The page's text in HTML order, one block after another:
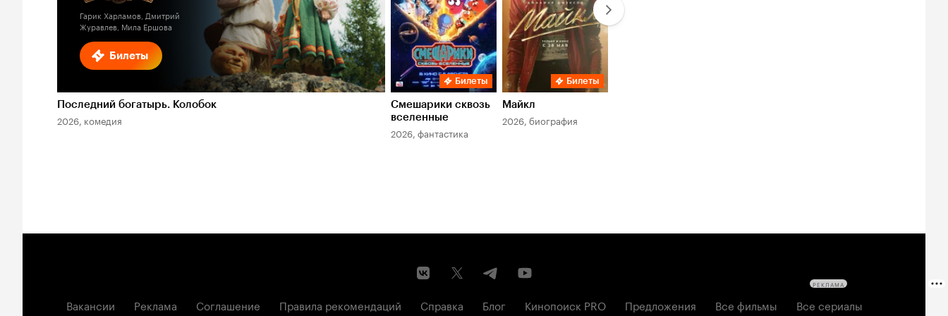
Билеты
Гарик Харламов, Дмитрий
Журавлев, Мила Ершова
Последний богатырь. Колобок
2026, комедия
Билеты
Смешарики сквозь
вселенные
2026, фантастика
Билеты
Майкл
2026, биография
Вакансии Реклама Соглашение Правила рекомендаций Справка Блог Кинопоиск PRO Предложения Все фильмы Все сериалы
РЕКЛАМА